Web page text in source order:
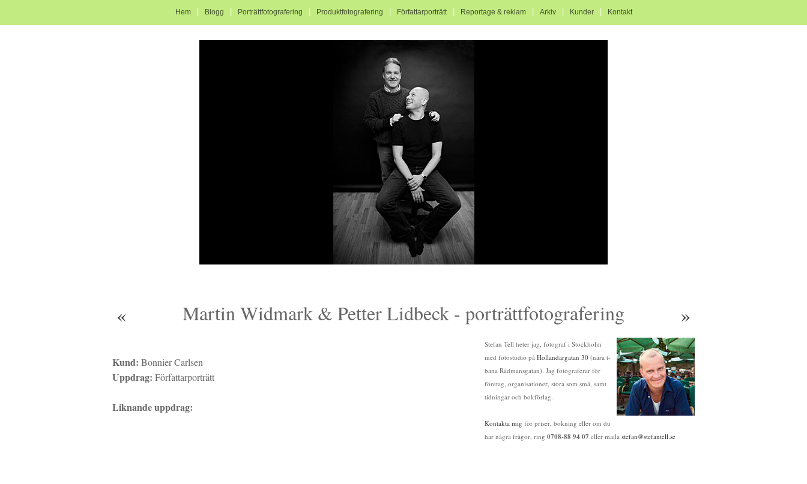
Hem Blogg Porträttfotografering Produktfotografering Författarporträtt Reportage & reklam Arkiv Kunder Kontakt
« Martin Widmark & Petter Lidbeck - porträttfotografering »
Stefan Tell heter jag, fotograf i Stockholm
med fotostudio på Holländargatan 30 (nära t-
bana Rådmansgatan). Jag fotograferar för
företag, organisationer, stora som små, samt
tidningar och bokförlag.
Kontakta mig för priser, bokning eller om du
har några frågor, ring 0708-88 94 07 eller maila stefan@stefantell.se
Kund: Bonnier Carlsen
Uppdrag: Författarporträtt
Liknande uppdrag: